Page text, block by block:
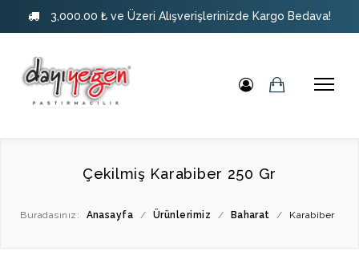
3,000.00 ₺ ve Üzeri Alışverişlerinizde Kargo Bedava!
Çekilmiş Karabiber 250 Gr
Buradasınız: Anasayfa / Ürünlerimiz / Baharat / Karabiber